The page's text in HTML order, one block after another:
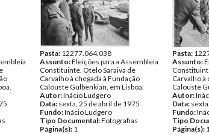
Pasta: 12277.064.038
Assunto:Eleições para a Assembleia
Constituinte. Otelo Saraiva de
Carvalho à chegada à Fundação
Calouste Gulbenkian, em Lisboa.
Autor:Inácio Ludgero
Data: sexta, 25 de abril de 1975
Fundo:Inácio Ludgero
Tipo Documental:Fotografias
Página(s): 1
Pasta:
Assunto:
Carvalho à
Calouste
Autor:
Data:
Fundo:
Tipo
Página(s):